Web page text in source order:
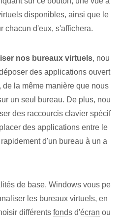
disponibles, ainsi que le
chacun d'eux, s'affichera.
nos bureaux virtuels, nou
des applications ouvert
la même manière que nous
un seul bureau. De plus, nou
des raccourcis clavier spécif
des applications entre le
d'un bureau à un a
de base, Windows vous pe
les bureaux virtuels, en
différents fonds d'écran ou